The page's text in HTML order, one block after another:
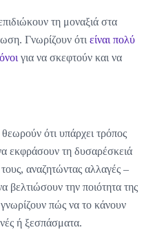
τη μοναξιά στα
Γνωρίζουν ότι είναι πολύ
για να σκεφτούν και να
θεωρούν ότι υπάρχει τρόπος
εκφράσουν τη δυσαρέσκειά
αναζητώντας αλλαγές –
βελτιώσουν την ποιότητα της
πώς να το κάνουν
ή ξεσπάσματα.